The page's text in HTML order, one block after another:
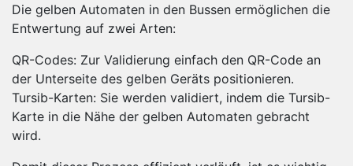
Die gelben Automaten in den Bussen ermöglichen die
Entwertung auf zwei Arten:
QR-Codes: Zur Validierung einfach den QR-Code an
der Unterseite des gelben Geräts positionieren.
Tursib-Karten: Sie werden validiert, indem die Tursib-
Karte in die Nähe der gelben Automaten gebracht
wird.